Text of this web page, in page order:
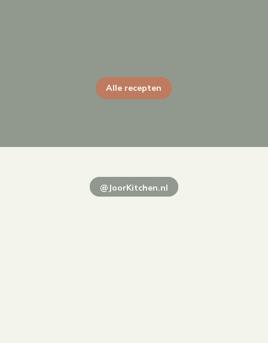
Alle recepten
@JoorKitchen.nl